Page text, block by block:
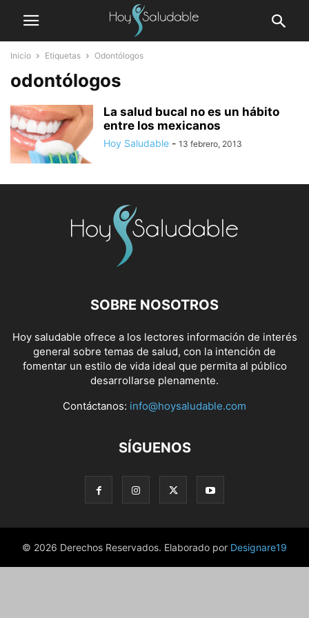
Inicio Etiquetas Odontólogos
odontólogos
La salud bucal no es un hábito
entre los mexicanos
Hoy Saludable - 13 febrero, 2013
SOBRE NOSOTROS
Hoy saludable ofrece a los lectores información de interés
general sobre temas de salud, con la intención de
fomentar un estilo de vida ideal que permita al público
desarrollarse plenamente.
Contáctanos: info@hoysaludable.com
SÍGUENOS
© 2026 Derechos Reservados. Elaborado por Designare19